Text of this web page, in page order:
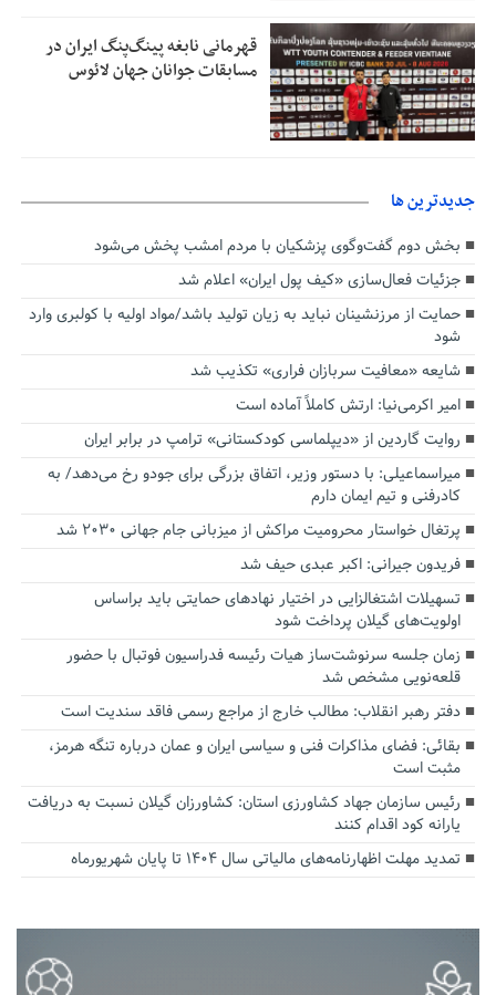
قهرمانی نابغه پینگ‌پنگ ایران در
مسابقات جوانان جهان لائوس
جديدترين ها
بخش دوم گفت‌وگوی پزشکیان با مردم امشب پخش می‌شود
جزئیات فعال‌سازی «کیف پول ایران» اعلام شد
حمایت از مرزنشینان نباید به زیان تولید باشد/مواد اولیه با کولبری وارد
شود
شایعه «معافیت سربازان فراری» تکذیب شد
امیر اکرمی‌نیا: ارتش کاملاً آماده است
روایت گاردین از «دیپلماسی کودکستانی» ترامپ در برابر ایران
میراسماعیلی: با دستور وزیر، اتفاق بزرگی برای جودو رخ می‌دهد/ به
کادرفنی و تیم ایمان دارم
پرتغال خواستار محرومیت مراکش از میزبانی جام جهانی ۲۰۳۰ شد
فریدون جیرانی: اکبر عبدی حیف شد
تسهیلات اشتغالزایی در اختیار نهادهای حمایتی باید براساس
اولویت‌های گیلان پرداخت شود
زمان جلسه سرنوشت‌ساز هیات رئیسه فدراسیون فوتبال با حضور
قلعه‌نویی مشخص شد
دفتر رهبر انقلاب: مطالب خارج از مراجع رسمی فاقد سندیت است
بقائی: فضای مذاکرات فنی و سیاسی ایران و عمان درباره تنگه هرمز،
مثبت است
رئیس سازمان جهاد کشاورزی استان: کشاورزان گیلان نسبت به دریافت
یارانه کود اقدام کنند
تمدید مهلت اظهارنامه‌های مالیاتی سال ۱۴۰۴ تا پایان شهریورماه